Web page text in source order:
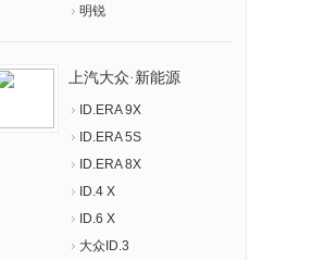
明锐
上汽大众·新能源
ID.ERA 9X
ID.ERA 5S
ID.ERA 8X
ID.4 X
ID.6 X
大众ID.3